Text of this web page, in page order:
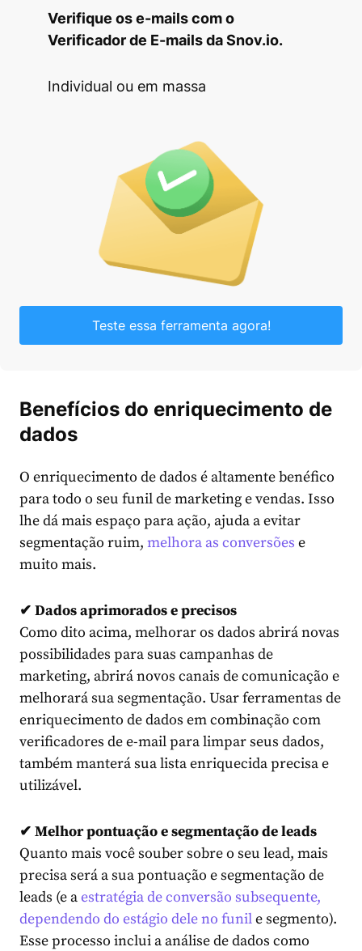
Verifique os e-mails com o
Verificador de E-mails da Snov.io.
Individual ou em massa
Teste essa ferramenta agora!
Benefícios do enriquecimento de
dados
O enriquecimento de dados é altamente benéfico
para todo o seu funil de marketing e vendas. Isso
lhe dá mais espaço para ação, ajuda a evitar
segmentação ruim, melhora as conversões e
muito mais.
✔ Dados aprimorados e precisos
Como dito acima, melhorar os dados abrirá novas
possibilidades para suas campanhas de
marketing, abrirá novos canais de comunicação e
melhorará sua segmentação. Usar ferramentas de
enriquecimento de dados em combinação com
verificadores de e-mail para limpar seus dados,
também manterá sua lista enriquecida precisa e
utilizável.
✔ Melhor pontuação e segmentação de leads
Quanto mais você souber sobre o seu lead, mais
precisa será a sua pontuação e segmentação de
leads (e aestratégia de conversão subsequente,
dependendo do estágio dele no funile segmento).
Esse processo inclui a análise de dados como